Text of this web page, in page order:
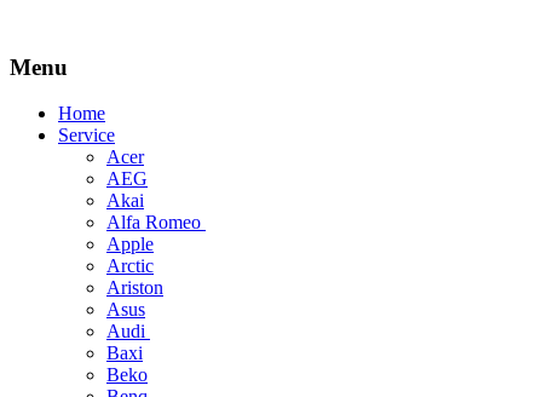
Menu
Skip
Home
Service
Acer
AEG
Akai
Alfa Romeo
Apple
Arctic
Ariston
Asus
Audi
Baxi
Beko